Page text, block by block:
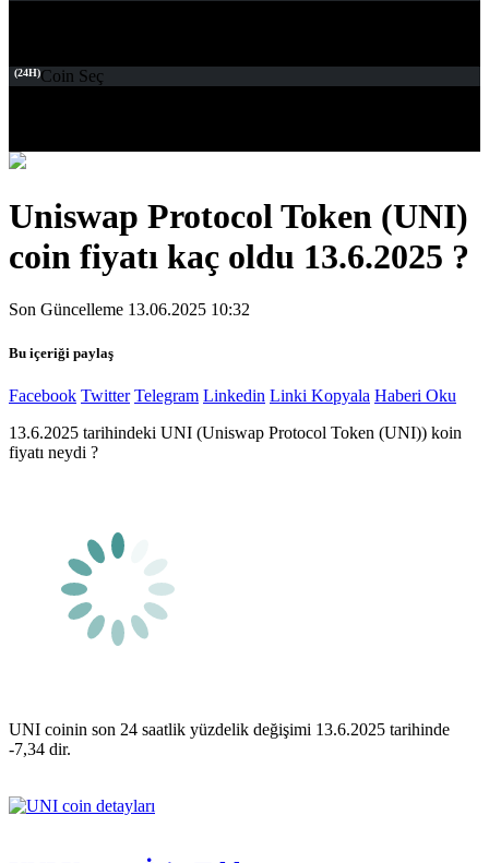
(24H)Coin Seç
Uniswap Protocol Token (UNI)
coin fiyatı kaç oldu 13.6.2025 ?
Son Güncelleme 13.06.2025 10:32
Bu içeriği paylaş
Facebook Twitter Telegram Linkedin Linki Kopyala Haberi Oku
13.6.2025 tarihindeki UNI (Uniswap Protocol Token (UNI)) koin
fiyatı neydi ?
UNI coinin son 24 saatlik yüzdelik değişimi 13.6.2025 tarihinde
-7,34 dir.